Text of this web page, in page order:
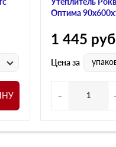
Оптима
1 445 руб
Цена за
-